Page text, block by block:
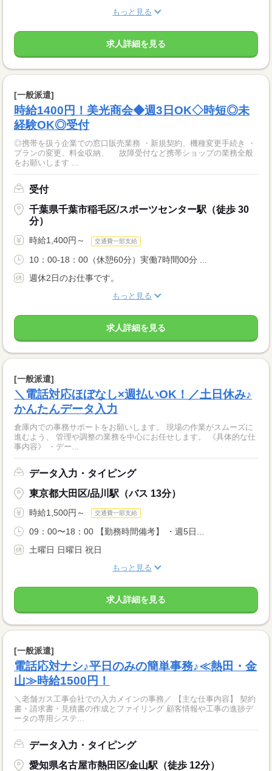
もっと見る
求人詳細を見る
[一般派遣]
時給1400円！美光商会◆週3日OK◇時短◎未
経験OK◎受付
◎携帯を扱う企業での窓口販売業務 ・新規契約、機種変更手続き ・
プランの変更、料金収納、 故障受付など携帯ショップの業務全般
をお願いします ...
受付
千葉県千葉市稲毛区/スポーツセンター駅（徒歩 30
分）
時給1,400円～ 交通費一部支給
10：00-18：00（休憩60分）実働7時間00分 ...
週休2日のお仕事です。
もっと見る
求人詳細を見る
[一般派遣]
＼電話対応ほぼなし×週払いOK！／土日休み♪
かんたんデータ入力
倉庫内での事務サポートをお願いします。 現場の作業がスムーズに
進むよう、 管理や調整の業務を中心にお任せします。 《具体的な仕
事内容》 ・デー...
データ入力・タイピング
東京都大田区/品川駅（バス 13分）
時給1,500円～ 交通費一部支給
09：00〜18：00 【勤務時間備考】 ・週5日...
土曜日 日曜日 祝日
もっと見る
求人詳細を見る
[一般派遣]
電話応対ナシ♪平日のみの簡単事務♪≪熱田・金
山≫時給1500円！
＼老舗ガス工事会社での入力メインの事務／ 【主な仕事内容】 契約
書・請求書・見積書の作成とファイリング 顧客情報や工事の進捗デ
ータの専用システ...
データ入力・タイピング
愛知県名古屋市熱田区/金山駅（徒歩 12分）